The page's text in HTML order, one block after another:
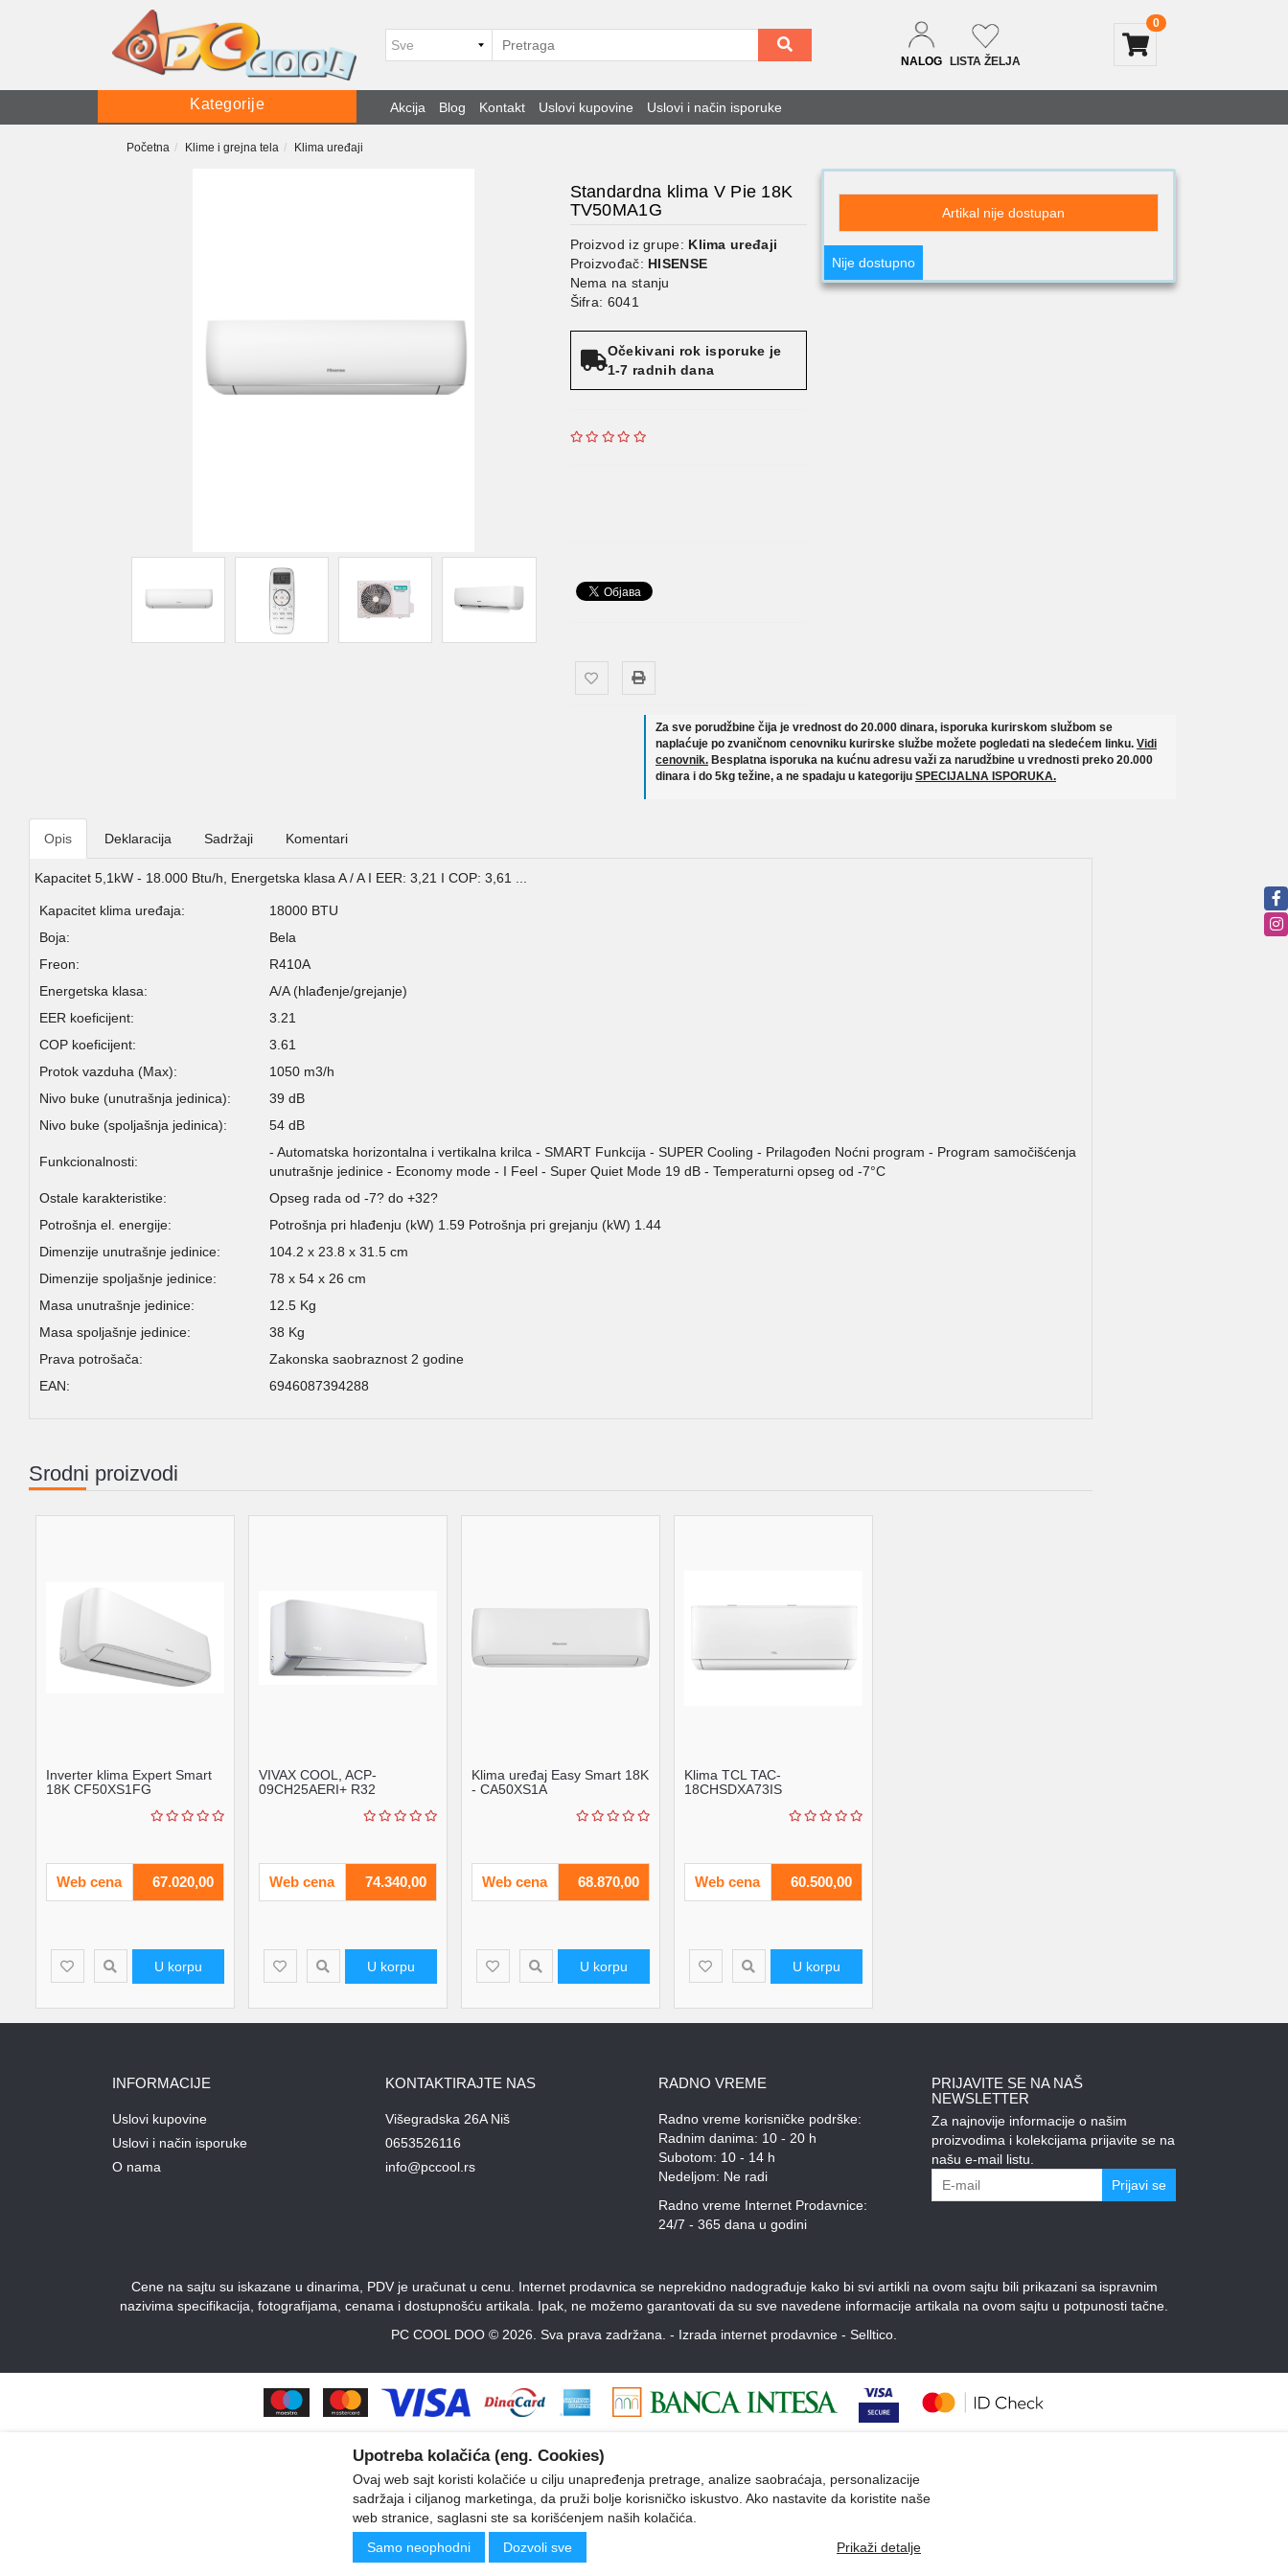
NALOG LISTA ŽELJA
0
Kategorije Akcija Blog Kontakt Uslovi kupovine Uslovi i način isporuke
Početna Klime i grejna tela Klima uređaji
Standardna klima V Pie 18K
TV50MA1G
Proizvod iz grupe: Klima uređaji
Proizvođač: HISENSE
Nema na stanju
Šifra: 6041
Očekivani rok isporuke je
1-7 radnih dana
Artikal nije dostupan
Nije dostupno
Za sve porudžbine čija je vrednost do 20.000 dinara, isporuka kurirskom službom se
naplaćuje po zvaničnom cenovniku kurirske službe možete pogledati na sledećem linku. Vidi
cenovnik. Besplatna isporuka na kućnu adresu važi za narudžbine u vrednosti preko 20.000
dinara i do 5kg težine, a ne spadaju u kategoriju SPECIJALNA ISPORUKA.
Opis Deklaracija Sadržaji Komentari
Kapacitet 5,1kW - 18.000 Btu/h, Energetska klasa A / A I EER: 3,21 I COP: 3,61 ...
Kapacitet klima uređaja:
18000 BTU
Boja:
Bela
Freon:
R410A
Energetska klasa:
A/A (hlađenje/grejanje)
EER koeficijent:
3.21
COP koeficijent:
3.61
Protok vazduha (Max):
1050 m3/h
Nivo buke (unutrašnja jedinica):
39 dB
Nivo buke (spoljašnja jedinica):
54 dB
Funkcionalnosti:
- Automatska horizontalna i vertikalna krilca - SMART Funkcija - SUPER Cooling - Prilagođen Noćni program - Program samočišćenja
unutrašnje jedinice - Economy mode - I Feel - Super Quiet Mode 19 dB - Temperaturni opseg od -7°C
Ostale karakteristike:
Opseg rada od -7? do +32?
Potrošnja el. energije:
Potrošnja pri hlađenju (kW) 1.59 Potrošnja pri grejanju (kW) 1.44
Dimenzije unutrašnje jedinice:
104.2 x 23.8 x 31.5 cm
Dimenzije spoljašnje jedinice:
78 x 54 x 26 cm
Masa unutrašnje jedinice:
12.5 Kg
Masa spoljašnje jedinice:
38 Kg
Prava potrošača:
Zakonska saobraznost 2 godine
EAN:
6946087394288
Srodni proizvodi
Inverter klima Expert Smart
18K CF50XS1FG
Web cena 67.020,00
U korpu
VIVAX COOL, ACP-
09CH25AERI+ R32
Web cena 74.340,00
U korpu
Klima uređaj Easy Smart 18K
- CA50XS1A
Web cena 68.870,00
U korpu
Klima TCL TAC-
18CHSDXA73IS
Web cena 60.500,00
U korpu
INFORMACIJE
Uslovi kupovine
Uslovi i način isporuke
O nama
KONTAKTIRAJTE NAS
Višegradska 26A Niš
0653526116
info@pccool.rs
RADNO VREME
Radno vreme korisničke podrške:
Radnim danima: 10 - 20 h
Subotom: 10 - 14 h
Nedeljom: Ne radi
Radno vreme Internet Prodavnice:
24/7 - 365 dana u godini
PRIJAVITE SE NA NAŠ
NEWSLETTER
Za najnovije informacije o našim
proizvodima i kolekcijama prijavite se na
našu e-mail listu.
Prijavi se
Cene na sajtu su iskazane u dinarima, PDV je uračunat u cenu. Internet prodavnica se neprekidno nadograđuje kako bi svi artikli na ovom sajtu bili prikazani sa ispravnim
nazivima specifikacija, fotografijama, cenama i dostupnošću artikala. Ipak, ne možemo garantovati da su sve navedene informacije artikala na ovom sajtu u potpunosti tačne.
PC COOL DOO © 2026. Sva prava zadržana. - Izrada internet prodavnice - Selltico.
Upotreba kolačića (eng. Cookies)
Ovaj web sajt koristi kolačiće u cilju unapređenja pretrage, analize saobraćaja, personalizacije
sadržaja i ciljanog marketinga, da pruži bolje korisničko iskustvo. Ako nastavite da koristite naše
web stranice, saglasni ste sa korišćenjem naših kolačića.
Samo neophodni
Dozvoli sve Prikaži detalje